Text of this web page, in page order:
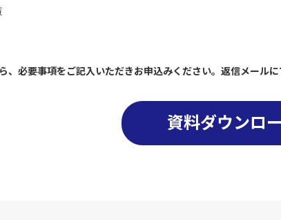
、必要事項をご記入いただきお申込みください。返信メール
資料ダウンロ